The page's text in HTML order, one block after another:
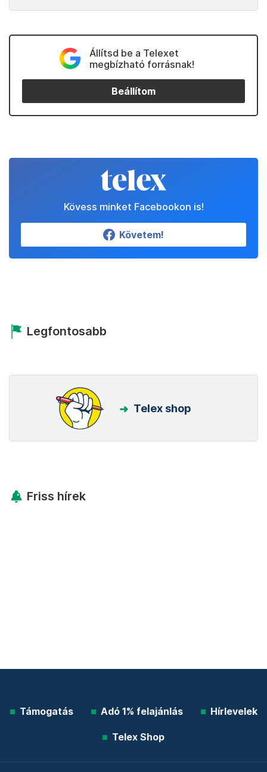
Állítsd be a Telexet
megbízható forrásnak!
Beállítom
Kövess minket Facebookon is!
Követem!
Legfontosabb
Telex shop
Friss hírek
Támogatás Adó 1% felajánlás Hírlevelek
Telex Shop